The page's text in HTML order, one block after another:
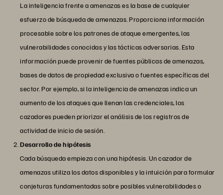
La inteligencia frente a amenazas es la base de cualquier
esfuerzo de búsqueda de amenazas. Proporciona información
procesable sobre los patrones de ataque emergentes, las
vulnerabilidades conocidas y las tácticas adversarias. Esta
información puede provenir de fuentes públicas de amenazas,
bases de datos de propiedad exclusiva o fuentes específicas del
sector. Por ejemplo, si la inteligencia de amenazas indica un
aumento de los ataques que llenan las credenciales, los
cazadores pueden priorizar el análisis de los registros de
actividad de inicio de sesión.
Desarrollo de hipótesis
Cada búsqueda empieza con una hipótesis. Un cazador de
amenazas utiliza los datos disponibles y la intuición para formular
conjeturas fundamentadas sobre posibles vulnerabilidades o